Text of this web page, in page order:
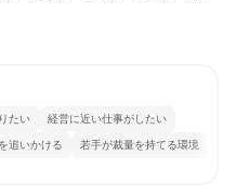
たい 経営に近い仕事がしたい
追いかける 若手が裁量を持てる環境